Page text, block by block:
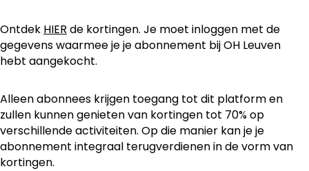
Ontdek HIER de kortingen. Je moet inloggen met de
gegevens waarmee je je abonnement bij OH Leuven
hebt aangekocht.
Alleen abonnees krijgen toegang tot dit platform en
zullen kunnen genieten van kortingen tot 70% op
verschillende activiteiten. Op die manier kan je je
abonnement integraal terugverdienen in de vorm van
kortingen.